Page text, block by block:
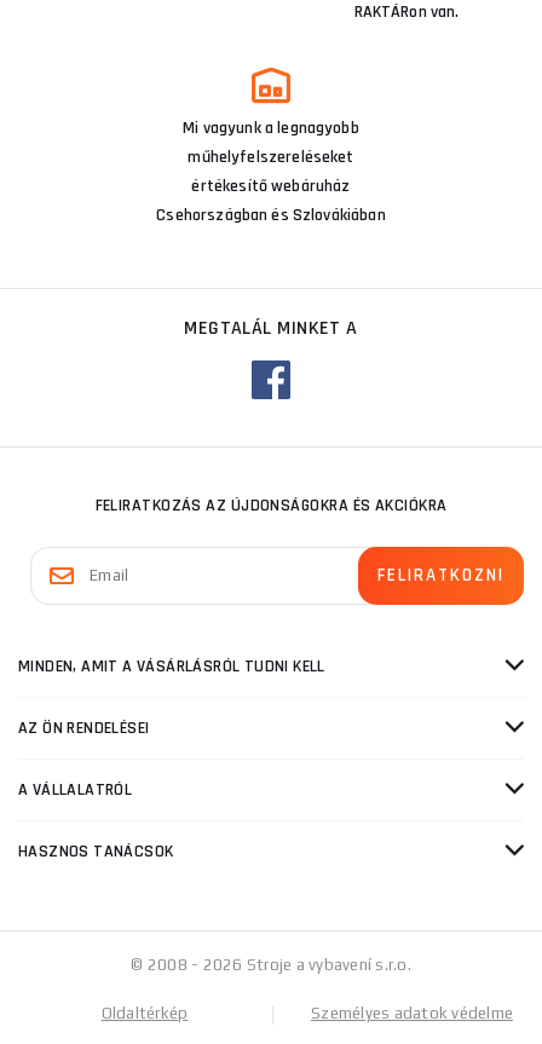
RAKTÁRon van.
Mi vagyunk a legnagyobb
műhelyfelszereléseket
értékesítő webáruház
Csehországban és Szlovákiában
MEGTALÁL MINKET A
FELIRATKOZÁS AZ ÚJDONSÁGOKRA ÉS AKCIÓKRA
MINDEN, AMIT A VÁSÁRLÁSRÓL TUDNI KELL
AZ ÖN RENDELÉSEI
A VÁLLALATRÓL
HASZNOS TANÁCSOK
© 2008 - 2026 Stroje a vybavení s.r.o.
Oldaltérkép Személyes adatok védelme